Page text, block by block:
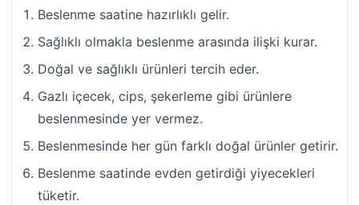
Beslenme saatine hazırlıklı gelir.
Sağlıklı olmakla beslenme arasında ilişki kurar.
Doğal ve sağlıklı ürünleri tercih eder.
Gazlı içecek, cips, şekerleme gibi ürünlere
beslenmesinde yer vermez.
Beslenmesinde her gün farklı doğal ürünler getirir.
Beslenme saatinde evden getirdiği yiyecekleri
tüketir.